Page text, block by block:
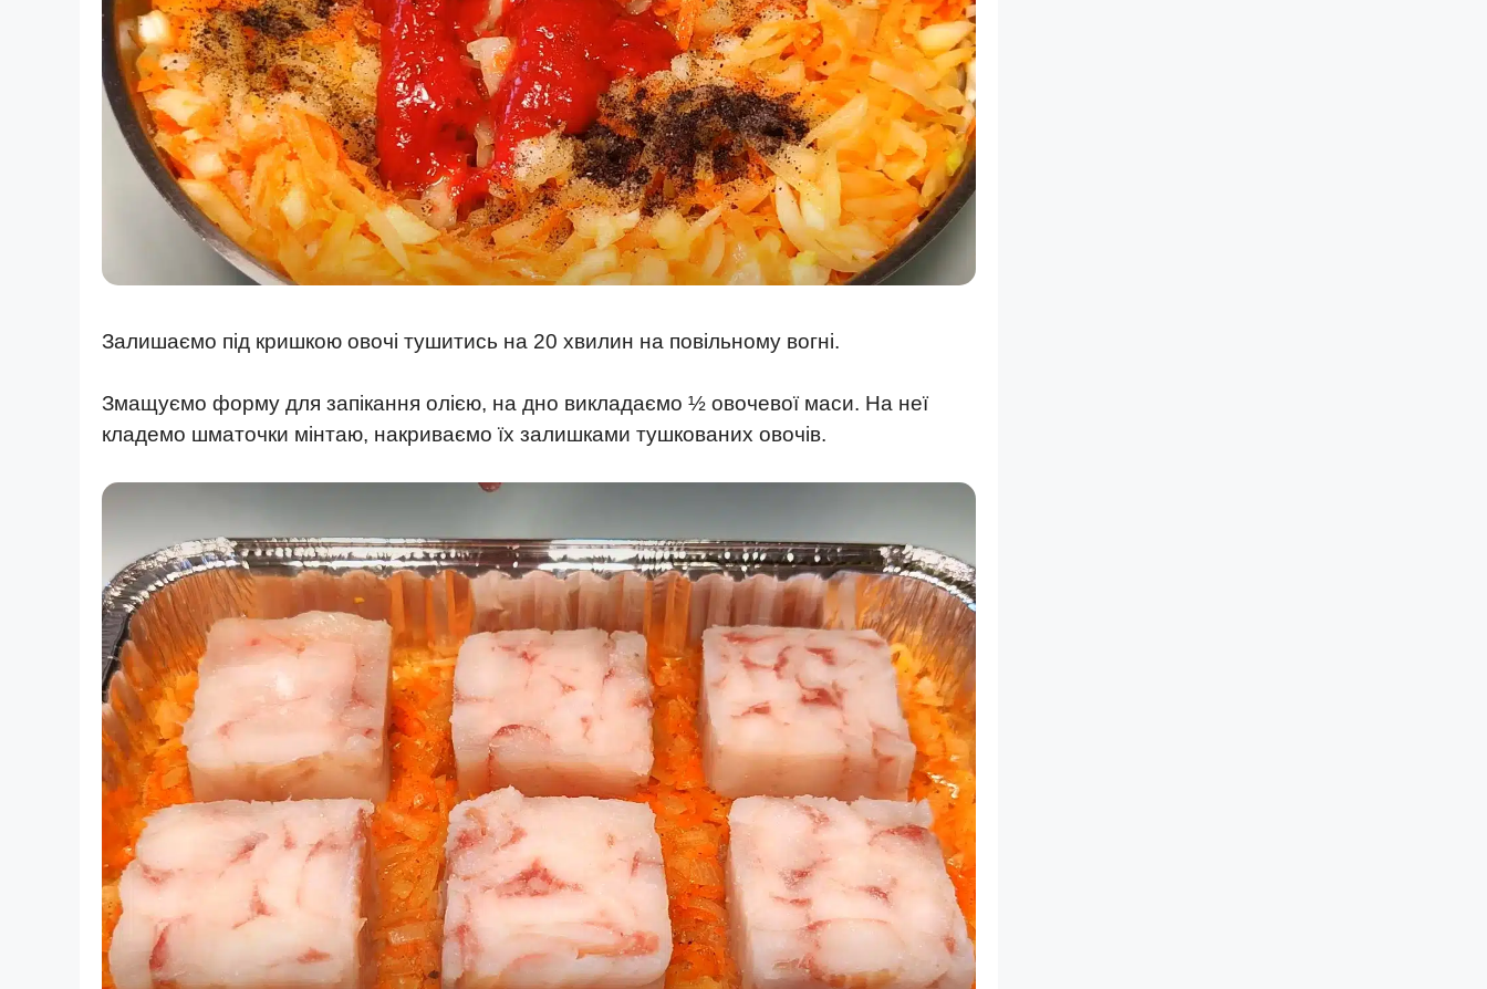
Залишаємо під кришкою овочі тушитись на 20 хвилин на повільному вогні.
Змащуємо форму для запікання олією, на дно викладаємо ½ овочевої маси. На неї
кладемо шматочки мінтаю, накриваємо їх залишками тушкованих овочів.